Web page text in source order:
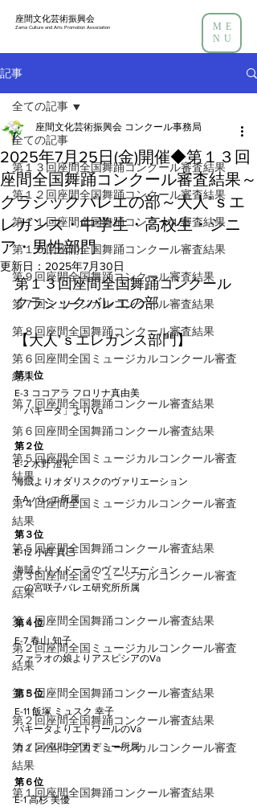
座間文化芸術振興会
Zama Culture and Arts Promotion Association
ME
NU
記事
全ての記事
第１３回座間全国舞踊コンクール審査結果
第１２回座間全国舞踊コンクール審査結果
第１１回座間全国舞踊コンクール審査結果
第１０回座間全国舞踊コンクール審査結果
第９回座間全国舞踊コンクール審査結果
第７回ミュージカルコンクール審査結果
第８回座間全国舞踊コンクール審査結果
第６回座間全国ミュージカルコンクール審査
結果
第７回座間全国舞踊コンクール審査結果
第６回座間全国舞踊コンクール審査結果
第５回座間全国ミュージカルコンクール審査
結果
第４回座間全国ミュージカルコンクール審査
結果
第５回座間全国舞踊コンクール審査結果
第３回座間全国ミュージカルコンクール審査
結果
第４回座間全国舞踊コンクール審査結果
第２回座間全国ミュージカルコンクール審査
結果
第３回座間全国舞踊コンクール審査結果
第２回座間全国舞踊コンクール審査結果
第１回座間全国ミュージカルコンクール審査
結果
第１回座間全国舞踊コンクール審査結果
全ての記事
2025年7月25日(金)開催◆第１３回
座間全国舞踊コンクール審査結果～
クラシックバレエの部～大人’ｓエ
レガンス・中学生・高校生・シニ
ア・男性部門
座間文化芸術振興会 コンクール事務局
更新日： 2025年7月30日
第１３回座間全国舞踊コンクール
クラシックバレエの部
【大人’ｓエレガンス部門】
第１位
E-3 ココアラ フロリナ真由美
「パキータ」よりVa
第２位
E-2 水野 澄礼
海賊よりオダリスクのヴァリエーション
T.A.バレエ所属
第３位
E-12 小西 真巳
海賊よりメドーラのヴァリエーション
一の宮咲子バレエ研究所所属
第４位
E-7 春山 知子
ファラオの娘よりアスピシアのVa
第５位
E-11 飯塚 ミュスク 幸子
パキータよりエトワールのVa
カノンバレエアカデミー所属
第６位
E-1 高杉 美優